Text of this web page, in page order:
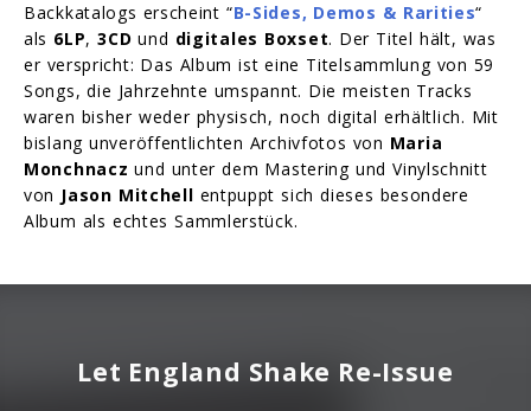
Backkatalogs erscheint “B-Sides, Demos & Rarities“
als 6LP,3CD und digitales Boxset. Der Titel hält, was
er verspricht: Das Album ist eine Titelsammlung von 59
Songs, die Jahrzehnte umspannt. Die meisten Tracks
waren bisher weder physisch, noch digital erhältlich. Mit
bislang unveröffentlichten Archivfotos von Maria
Monchnacz und unter dem Mastering und Vinylschnitt
von Jason Mitchell entpuppt sich dieses besondere
Album als echtes Sammlerstück.
Let England Shake Re-Issue